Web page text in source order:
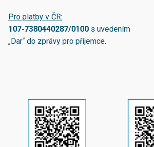
Pro platby v ČR:
107-7380440287/0100s uvedením
„Dar“ do zprávy pro příjemce.